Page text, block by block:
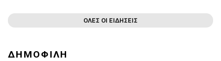
ΟΛΕΣ ΟΙ ΕΙΔΗΣΕΙΣ
ΔΗΜΟΦΙΛΗ